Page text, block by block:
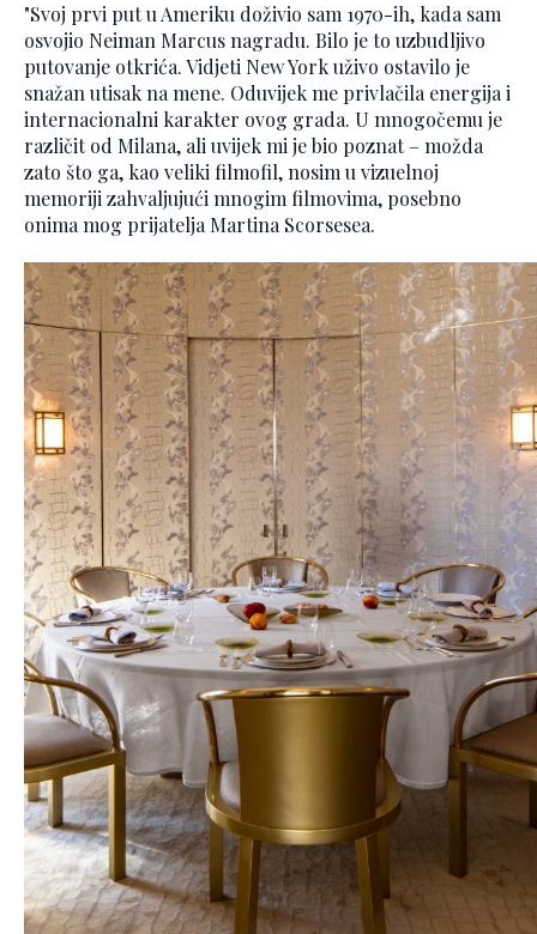
"Svoj prvi put u Ameriku doživio sam 1970-ih, kada sam
osvojio Neiman Marcus nagradu. Bilo je to uzbudljivo
putovanje otkrića. Vidjeti New York uživo ostavilo je
snažan utisak na mene. Oduvijek me privlačila energija i
internacionalni karakter ovog grada. U mnogočemu je
različit od Milana, ali uvijek mi je bio poznat – možda
zato što ga, kao veliki filmofil, nosim u vizuelnoj
memoriji zahvaljujući mnogim filmovima, posebno
onima mog prijatelja Martina Scorsesea.